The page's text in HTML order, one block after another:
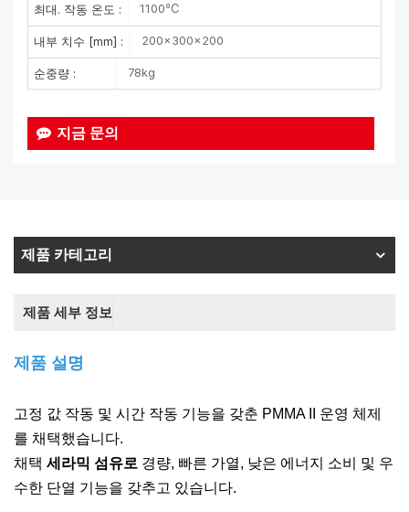
최대. 작동 온도 : 1100℃
내부 치수 [mm] : 200×300×200
순중량 : 78kg
지금 문의
제품 카테고리
제품 세부 정보
제품 설명
고정 값 작동 및 시간 작동 기능을 갖춘 PMMA II 운영 체제
를 채택했습니다.
채택 세라믹 섬유로 경량, 빠른 가열, 낮은 에너지 소비 및 우
수한 단열 기능을 갖추고 있습니다.